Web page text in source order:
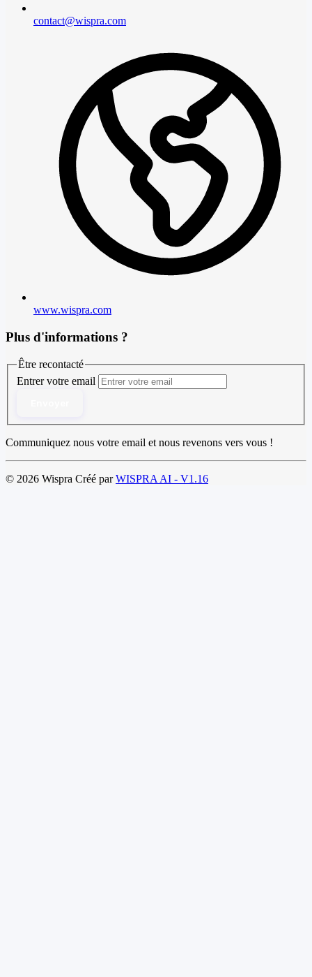
contact@wispra.com
www.wispra.com
Plus d'informations ?
Être recontacté
Entrer votre email
Communiquez nous votre email et nous revenons vers vous !
© 2026 Wispra Créé parWISPRA AI - V1.16